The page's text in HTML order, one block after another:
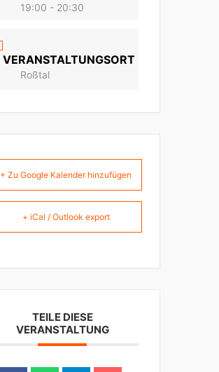
19:00 - 20:30
VERANSTALTUNGSORT
Roßtal
+ Zu Google Kalender hinzufügen
+ iCal / Outlook export
TEILE DIESE
VERANSTALTUNG